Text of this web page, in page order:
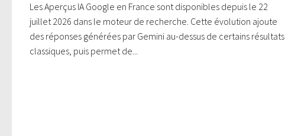
Les Aperçus IA Google en France sont disponibles depuis le 22
juillet 2026 dans le moteur de recherche. Cette évolution ajoute
des réponses générées par Gemini au-dessus de certains résultats
classiques, puis permet de...